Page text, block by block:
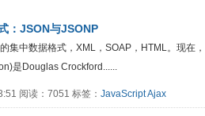
：JSON与JSONP
集中数据格式，XML，SOAP，HTML。现在
是Douglas Crockford......
阅读：7051 标签： JavaScriptAjax